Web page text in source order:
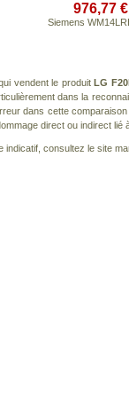
976,77 €
Siemens
vendent le produitLG
dans la
dans cette
direct ou indirect lié
consultez le site